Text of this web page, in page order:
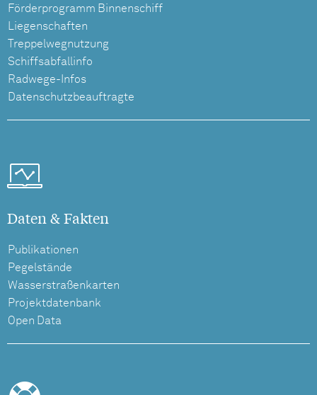
Förderprogramm Binnenschiff
Liegenschaften
Treppelwegnutzung
Schiffsabfallinfo
Radwege-Infos
Datenschutzbeauftragte
Daten & Fakten
Publikationen
Pegelstände
Wasserstraßenkarten
Projektdatenbank
Open Data